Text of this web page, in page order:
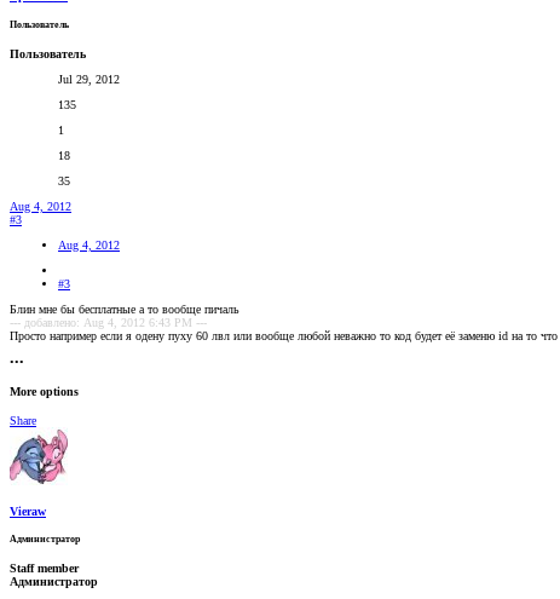
Пользователь
Пользователь
Jul 29, 2012
135
1
18
35
Aug 4, 2012
#3
Aug 4, 2012
#3
Блин мне бы бесплатные а то вообще пичаль
--- добавлено: Aug 4, 2012 6:43 PM ---
Просто например если я одену пуху 60 лвл или вообще любой неважно то код будет её заменю id на то
•••
More options
Share
Vieraw
Администратор
Staff member
Администратор